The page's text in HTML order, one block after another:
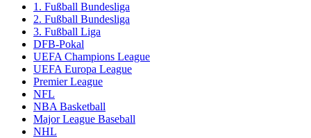
1. Fußball Bundesliga
2. Fußball Bundesliga
3. Fußball Liga
DFB-Pokal
UEFA Champions League
UEFA Europa League
Premier League
NFL
NBA Basketball
Major League Baseball
NHL